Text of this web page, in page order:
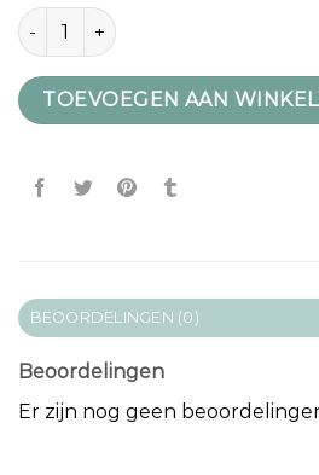
sjaal dames beige aantal
TOEVOEGEN AAN
BEOORDELINGEN (0)
Beoordelingen
Er zijn nog geen